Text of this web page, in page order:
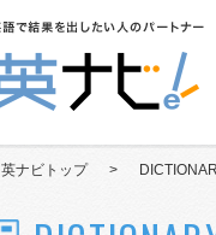
英ナビトップ >